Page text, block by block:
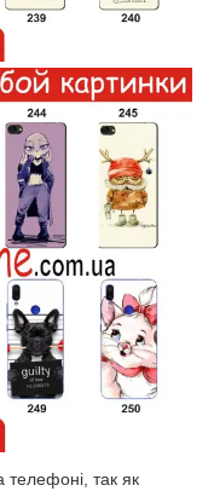
телефоні, так як